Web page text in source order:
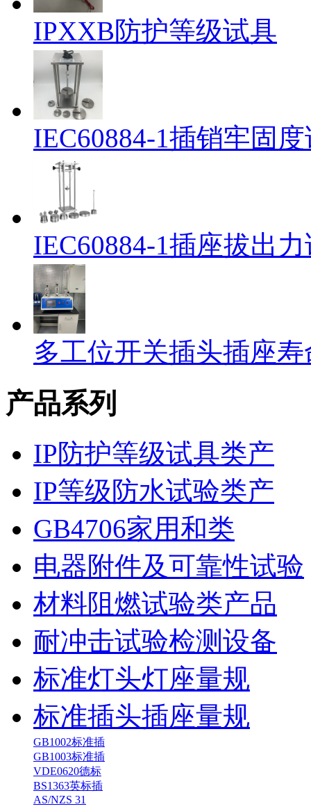
IPXXB防护等级试具
IEC60884-1插销牢固
IEC60884-1插座拔出
多工位开关插头插座
产品系列
IP防护等级试具类产
IP等级防水试验类产
GB4706家用和类
电器附件及可靠性试验
材料阻燃试验类产品
耐冲击试验检测设备
标准灯头灯座量规
标准插头插座量规
GB1002标准插
GB1003标准插
VDE0620德标
BS1363英标插
AS/NZS 31